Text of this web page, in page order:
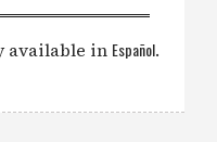
available in Español.